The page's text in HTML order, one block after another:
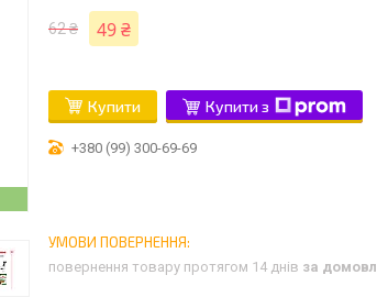
62 ₴ 49 ₴
Купити Купити з
+380 (99) 300-69-69
повернення товару протягом 14 днів за